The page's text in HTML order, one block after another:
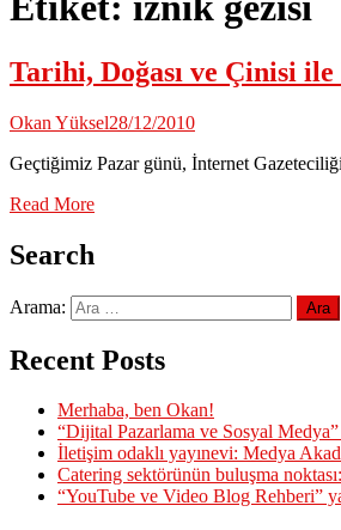
Tarihi, Doğası ve Çinisi
Okan Yüksel28/12/2010
Geçtiğimiz Pazar günü, İnternet
Read More
Search
Arama:
Recent Posts
Merhaba, ben Okan!
“Dijital Pazarlama ve Sosyal Medya”
İletişim odaklı yayınevi: Medya
Catering sektörünün buluşma
“YouTube ve Video Blog Rehberi”